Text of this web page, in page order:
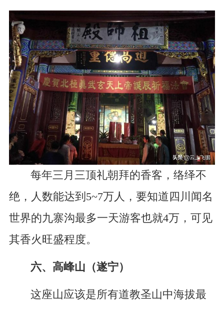
每年三月三顶礼朝拜的香客，络绎不
绝，人数能达到5~7万人，要知道四川闻名
世界的九寨沟最多一天游客也就4万，可见
其香火旺盛程度。
六、高峰山（遂宁）
这座山应该是所有道教圣山中海拔最